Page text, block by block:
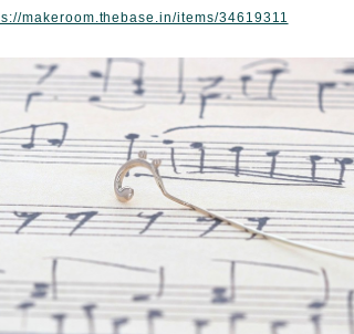
makeroom.thebase.in/items/34619311